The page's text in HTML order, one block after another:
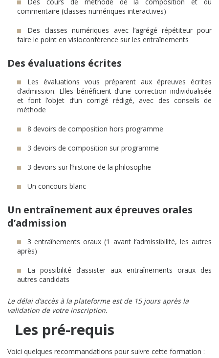
commentaire (classes numériques interactives)
Des classes numériques avec l’agrégé répétiteur pour
faire le point en visioconférence sur les entraînements
Des évaluations écrites
Les évaluations vous préparent aux épreuves écrites
d’admission. Elles bénéficient d’une correction individualisée
et font l’objet d’un corrigé rédigé, avec des conseils de
méthode
8 devoirs de composition hors programme
3 devoirs de composition sur programme
3 devoirs sur l’histoire de la philosophie
Un concours blanc
Un entraînement aux épreuves orales
d’admission
3 entraînements oraux (1 avant l’admissibilité, les autres
après)
La possibilité d’assister aux entraînements oraux des
autres candidats
Le délai d’accès à la plateforme est de 15 jours après la
validation de votre inscription.
Les pré-requis
Voici quelques recommandations pour suivre cette formation :